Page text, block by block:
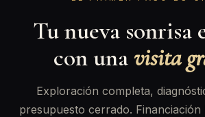
Tu nueva sonrisa
con unavisita
Exploración completa,
presupuesto cerrado. Financiación